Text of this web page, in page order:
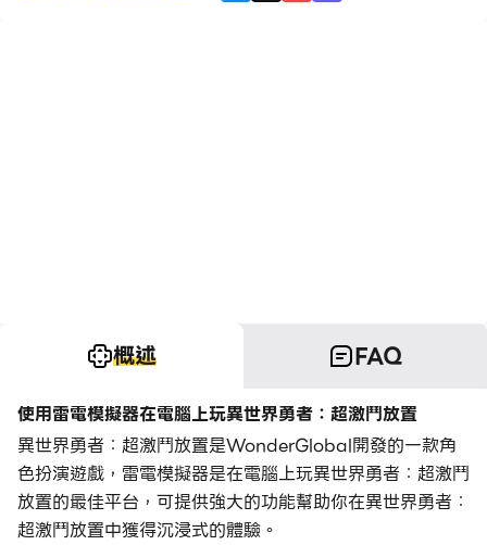
概述 FAQ
使用雷電模擬器在電腦上玩異世界勇者：超激鬥放置
異世界勇者：超激鬥放置是WonderGlobal開發的一款角
色扮演遊戲，雷電模擬器是在電腦上玩異世界勇者：超激鬥
放置的最佳平台，可提供強大的功能幫助你在異世界勇者：
超激鬥放置中獲得沉浸式的體驗。